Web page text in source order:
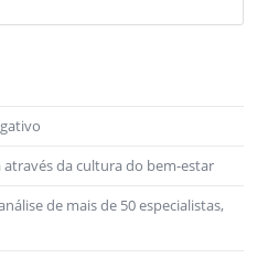
da cultura do bem-estar
de mais de 50 especialistas,